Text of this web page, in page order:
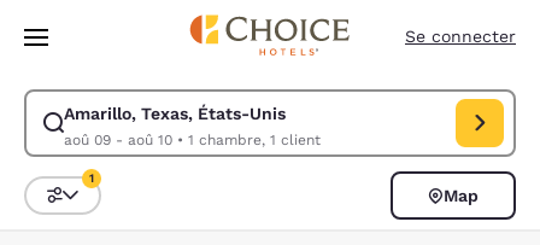
Sauter à Contenu Principal
Se connecter
Amarillo, Texas, États-Unis
aoû 09 - aoû 10• 1 chambre, 1 client
Modifier la recherche pour Amarillo, Texas, États-Unis. Date d’arrivée
Triez et filtrez
1
Map